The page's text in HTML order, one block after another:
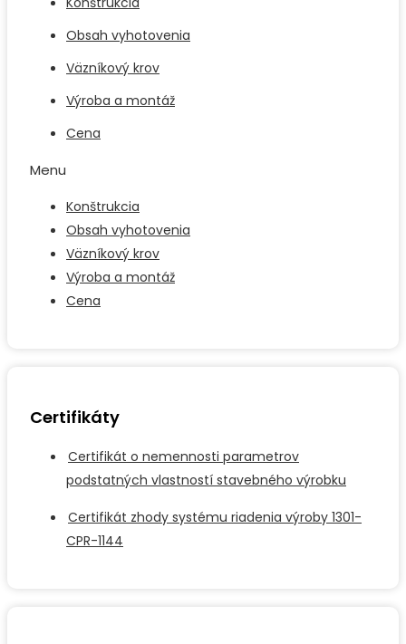
Obsah vyhotovenia
Väzníkový krov
Výroba a montáž
Cena
Menu
Konštrukcia
Obsah vyhotovenia
Väzníkový krov
Výroba a montáž
Cena
Certifikáty
Certifikát o nemennosti parametrov
podstatných vlastností stavebného výrobku
Certifikát zhody systému riadenia výroby 1301-
CPR-1144